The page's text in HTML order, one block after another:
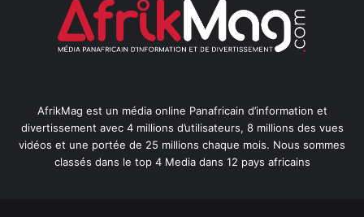
AfrikMag est un média online Panafricain d’information et
divertissement avec 4 millions d’utilisateurs, 8 millions des vues
vidéos et une portée de 25 millions chaque mois. Nous sommes
classés dans le top 4 Media dans 12 pays africains